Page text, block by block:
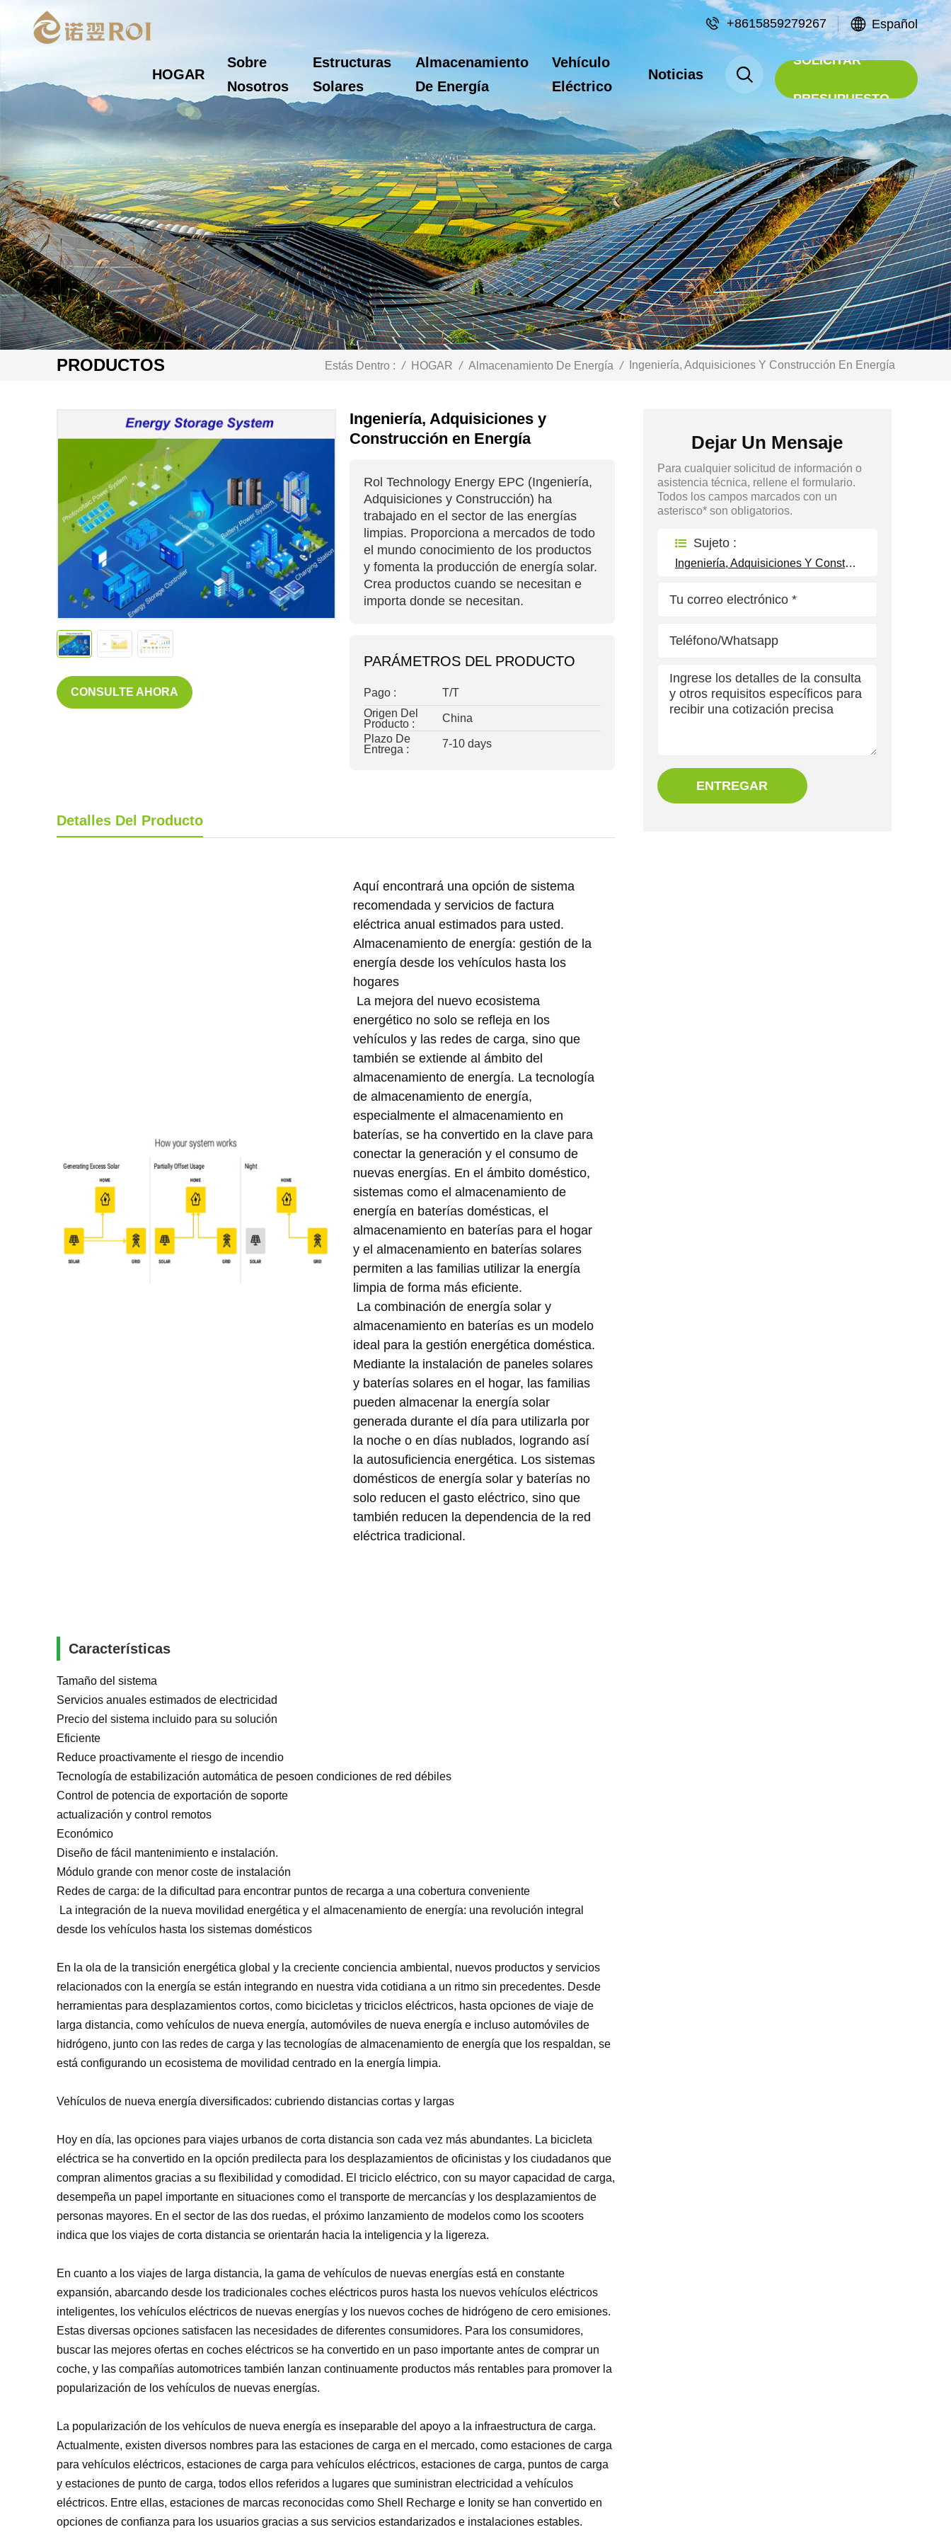
+8615859279267 Español
HOGAR
Sobre
Nosotros
Estructuras
Solares
Almacenamiento
De Energía
Vehículo
Eléctrico
Noticias
SOLICITAR
PRESUPUESTO
PRODUCTOS Estás Dentro : / HOGAR / Almacenamiento De Energía / Ingeniería, Adquisiciones Y Construcción En Energía
CONSULTE AHORA
Ingeniería, Adquisiciones y
Construcción en Energía
Rol Technology Energy EPC (Ingeniería,
Adquisiciones y Construcción) ha
trabajado en el sector de las energías
limpias. Proporciona a mercados de todo
el mundo conocimiento de los productos
y fomenta la producción de energía solar.
Crea productos cuando se necesitan e
importa donde se necesitan.
PARÁMETROS DEL PRODUCTO
Pago :
T/T
Origen Del
Producto :
China
Plazo De
Entrega :
7-10 days
Detalles Del Producto
Aquí encontrará una opción de sistema
recomendada y servicios de factura
eléctrica anual estimados para usted.
Almacenamiento de energía: gestión de la
energía desde los vehículos hasta los
hogares
La mejora del nuevo ecosistema
energético no solo se refleja en los
vehículos y las redes de carga, sino que
también se extiende al ámbito del
almacenamiento de energía. La tecnología
de almacenamiento de energía,
especialmente el almacenamiento en
baterías, se ha convertido en la clave para
conectar la generación y el consumo de
nuevas energías. En el ámbito doméstico,
sistemas como el almacenamiento de
energía en baterías domésticas, el
almacenamiento en baterías para el hogar
y el almacenamiento en baterías solares
permiten a las familias utilizar la energía
limpia de forma más eficiente.
La combinación de energía solar y
almacenamiento en baterías es un modelo
ideal para la gestión energética doméstica.
Mediante la instalación de paneles solares
y baterías solares en el hogar, las familias
pueden almacenar la energía solar
generada durante el día para utilizarla por
la noche o en días nublados, logrando así
la autosuficiencia energética. Los sistemas
domésticos de energía solar y baterías no
solo reducen el gasto eléctrico, sino que
también reducen la dependencia de la red
eléctrica tradicional.
Características
Tamaño del sistema
Servicios anuales estimados de electricidad
Precio del sistema incluido para su solución
Eficiente
Reduce proactivamente el riesgo de incendio
Tecnología de estabilización automática de pesoen condiciones de red débiles
Control de potencia de exportación de soporte
actualización y control remotos
Económico
Diseño de fácil mantenimiento e instalación.
Módulo grande con menor coste de instalación
Redes de carga: de la dificultad para encontrar puntos de recarga a una cobertura conveniente
La integración de la nueva movilidad energética y el almacenamiento de energía: una revolución integral
desde los vehículos hasta los sistemas domésticos
En la ola de la transición energética global y la creciente conciencia ambiental, nuevos productos y servicios
relacionados con la energía se están integrando en nuestra vida cotidiana a un ritmo sin precedentes. Desde
herramientas para desplazamientos cortos, como bicicletas y triciclos eléctricos, hasta opciones de viaje de
larga distancia, como vehículos de nueva energía, automóviles de nueva energía e incluso automóviles de
hidrógeno, junto con las redes de carga y las tecnologías de almacenamiento de energía que los respaldan, se
está configurando un ecosistema de movilidad centrado en la energía limpia.
Vehículos de nueva energía diversificados: cubriendo distancias cortas y largas
Hoy en día, las opciones para viajes urbanos de corta distancia son cada vez más abundantes. La bicicleta
eléctrica se ha convertido en la opción predilecta para los desplazamientos de oficinistas y los ciudadanos que
compran alimentos gracias a su flexibilidad y comodidad. El triciclo eléctrico, con su mayor capacidad de carga,
desempeña un papel importante en situaciones como el transporte de mercancías y los desplazamientos de
personas mayores. En el sector de las dos ruedas, el próximo lanzamiento de modelos como los scooters
indica que los viajes de corta distancia se orientarán hacia la inteligencia y la ligereza.
En cuanto a los viajes de larga distancia, la gama de vehículos de nuevas energías está en constante
expansión, abarcando desde los tradicionales coches eléctricos puros hasta los nuevos vehículos eléctricos
inteligentes, los vehículos eléctricos de nuevas energías y los nuevos coches de hidrógeno de cero emisiones.
Estas diversas opciones satisfacen las necesidades de diferentes consumidores. Para los consumidores,
buscar las mejores ofertas en coches eléctricos se ha convertido en un paso importante antes de comprar un
coche, y las compañías automotrices también lanzan continuamente productos más rentables para promover la
popularización de los vehículos de nuevas energías.
La popularización de los vehículos de nueva energía es inseparable del apoyo a la infraestructura de carga.
Actualmente, existen diversos nombres para las estaciones de carga en el mercado, como estaciones de carga
para vehículos eléctricos, estaciones de carga para vehículos eléctricos, estaciones de carga, puntos de carga
y estaciones de punto de carga, todos ellos referidos a lugares que suministran electricidad a vehículos
eléctricos. Entre ellas, estaciones de marcas reconocidas como Shell Recharge e Ionity se han convertido en
opciones de confianza para los usuarios gracias a sus servicios estandarizados e instalaciones estables.
Dejar Un Mensaje
Para cualquier solicitud de información o
asistencia técnica, rellene el formulario.
Todos los campos marcados con un
asterisco* son obligatorios.
Sujeto :
Ingeniería, Adquisiciones Y Construcción En Energía
ENTREGAR